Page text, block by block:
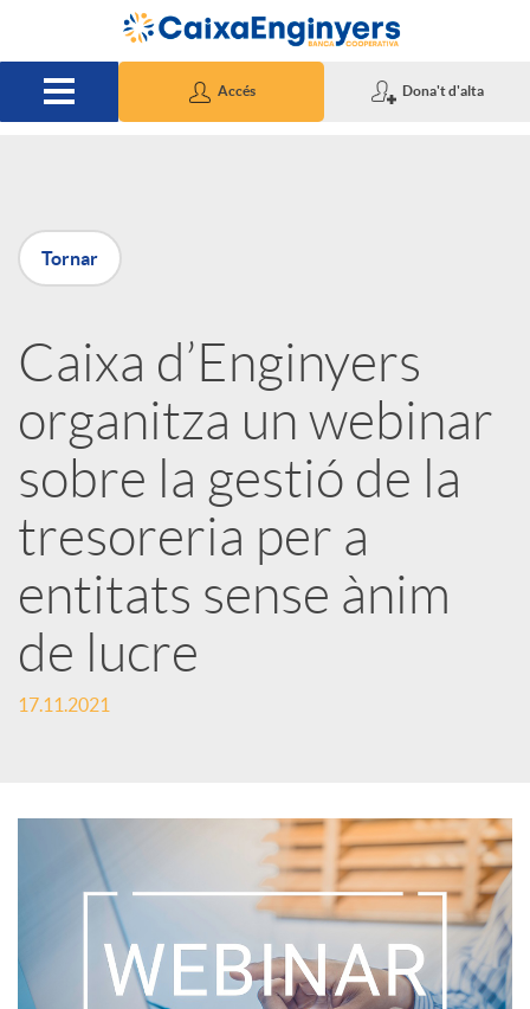
Salta al contingut principal
Accés Dona't d'alta
P
u
b
l
i
c
a
o
d
Tornar
Caixa d’Enginyers
organitza un webinar
sobre la gestió de la
tresoreria per a
entitats sense ànim
de lucre
17.11.2021